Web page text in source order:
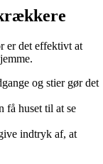
er det effektivt at
og stier gør det
få huset til at se
indtryk af, at